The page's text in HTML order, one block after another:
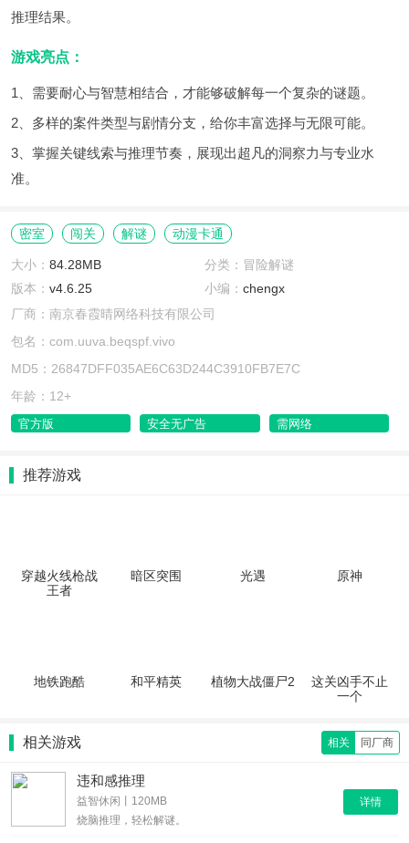
推理结果。
游戏亮点：
1、需要耐心与智慧相结合，才能够破解每一个复杂的谜题。
2、多样的案件类型与剧情分支，给你丰富选择与无限可能。
3、掌握关键线索与推理节奏，展现出超凡的洞察力与专业水
准。
密室 闯关 解谜 动漫卡通
大小： 84.28MB
分类：冒险解谜
版本： v4.6.25 小编： chengx
厂商：南京春霞晴网络科技有限公司
包名：com.uuva.beqspf.vivo
MD5：26847DFF035AE6C63D244C3910FB7E7C
年龄：12+
官方版 安全无广告 需网络
推荐游戏
穿越火线枪战
王者
暗区突围 光遇 原神
地铁跑酷 和平精英 植物大战僵尸2
这关凶手不止
一个
相关游戏 相关 同厂商
详情
违和感推理
益智休闲丨120MB
烧脑推理，轻松解谜。